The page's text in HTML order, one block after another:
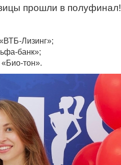
прошли в полуфинал!
Лизинг»;
банк»;
тон».